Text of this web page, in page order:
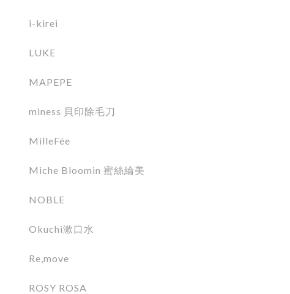
i-kirei
LUKE
MAPEPE
miness 貝印除毛刀
MilleFée
Miche Bloomin 蜜絲綸美
NOBLE
Okuchi漱口水
Re,move
ROSY ROSA